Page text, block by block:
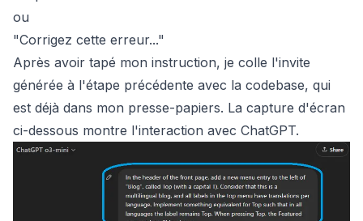
ou
"Corrigez cette erreur..."
Après avoir tapé mon instruction, je colle l'invite
générée à l'étape précédente avec la codebase, qui
est déjà dans mon presse-papiers. La capture d'écran
ci-dessous montre l'interaction avec ChatGPT.